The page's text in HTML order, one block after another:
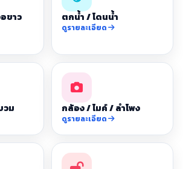
ขาว
ตกน้ำ / โดนน้ำ
ดูรายละเอียด
วม กล้อง / ไมค์ / ลำโพง
ดูรายละเอียด